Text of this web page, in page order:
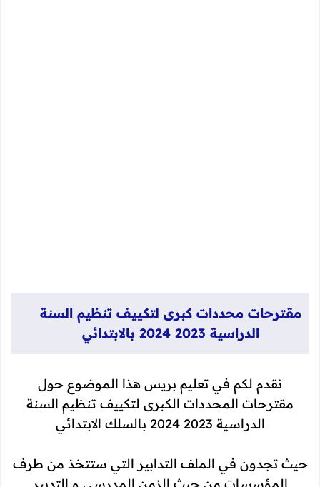
مقترحات محددات كبرى لتكييف تنظيم السنة
الدراسية 2023 2024 بالابتدائي
نقدم لكم في تعليم بريس هذا الموضوع حول
مقترحات المحددات الكبرى لتكييف تنظيم السنة
الدراسية 2023 2024 بالسلك الابتدائي
حيث تجدون في الملف التدابير التي ستتخذ من طرف